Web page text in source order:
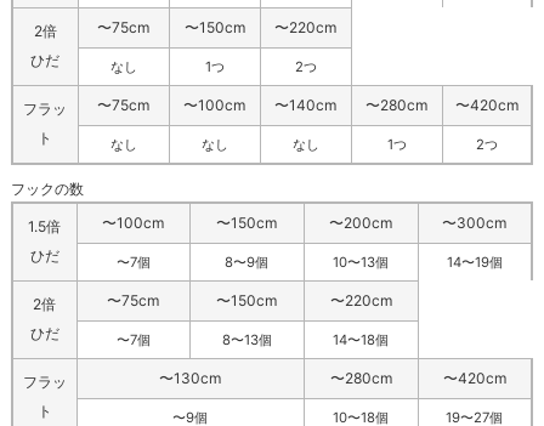
2倍
ひだ
〜75cm 〜150cm 〜220cm
なし 1つ 2つ
フラッ
ト
〜75cm 〜100cm 〜140cm 〜280cm 〜420cm
なし なし なし 1つ 2つ
フックの数
1.5倍
ひだ
〜100cm 〜150cm 〜200cm 〜300cm
〜7個 8〜9個 10〜13個 14〜19個
2倍
ひだ
〜75cm 〜150cm 〜220cm
〜7個 8〜13個 14〜18個
フラッ
ト
〜130cm 〜280cm 〜420cm
〜9個 10〜18個 19〜27個